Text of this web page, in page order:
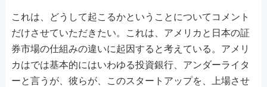
これは、どうして起こるかということについてコメント
だけさせていただきたい。これは、アメリカと日本の証
券市場の仕組みの違いに起因すると考えている。アメリ
カはでは基本的にはいわゆる投資銀行、アンダーライタ
ーと言うが、彼らが、このスタートアップを、上場させ